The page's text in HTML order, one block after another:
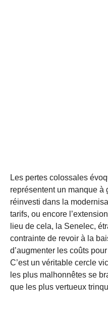
Les pertes colossales
représentent un manque à
réinvesti dans la
tarifs, ou encore
lieu de cela, la Senelec,
contrainte de revoir à la
d’augmenter les coûts
C’est un véritable cercle
les plus malhonnêtes se
que les plus vertueux